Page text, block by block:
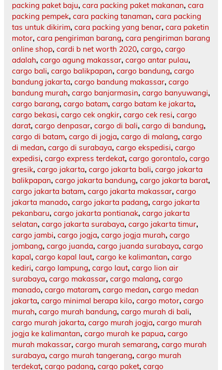
packing paket baju, cara packing paket makanan, cara
packing pempek, cara packing tanaman, cara packing
tas untuk dikirim, cara packing yang benar, cara paketin
motor, cara pengiriman barang, cara pengiriman barang
online shop, cardi b net worth 2020, cargo, cargo
adalah, cargo agung makassar, cargo antar pulau,
cargo bali, cargo balikpapan, cargo bandung, cargo
bandung jakarta, cargo bandung makassar, cargo
bandung murah, cargo banjarmasin, cargo banyuwangi,
cargo barang, cargo batam, cargo batam ke jakarta,
cargo bekasi, cargo cek ongkir, cargo cek resi, cargo
darat, cargo denpasar, cargo di bali, cargo di bandung,
cargo di batam, cargo di jogja, cargo di malang, cargo
di medan, cargo di surabaya, cargo ekspedisi, cargo
expedisi, cargo express terdekat, cargo gorontalo, cargo
gresik, cargo jakarta, cargo jakarta bali, cargo jakarta
balikpapan, cargo jakarta bandung, cargo jakarta barat,
cargo jakarta batam, cargo jakarta makassar, cargo
jakarta manado, cargo jakarta padang, cargo jakarta
pekanbaru, cargo jakarta pontianak, cargo jakarta
selatan, cargo jakarta surabaya, cargo jakarta timur,
cargo jambi, cargo jogja, cargo jogja murah, cargo
jombang, cargo juanda, cargo juanda surabaya, cargo
kapal, cargo kapal laut, cargo ke kalimantan, cargo
kediri, cargo lampung, cargo laut, cargo lion air
surabaya, cargo makassar, cargo malang, cargo
manado, cargo mataram, cargo medan, cargo medan
jakarta, cargo minimal berapa kilo, cargo motor, cargo
murah, cargo murah bandung, cargo murah di bali,
cargo murah jakarta, cargo murah jogja, cargo murah
jogja ke kalimantan, cargo murah ke papua, cargo
murah makassar, cargo murah semarang, cargo murah
surabaya, cargo murah tangerang, cargo murah
terdekat, cargo padang, cargo paket, cargo